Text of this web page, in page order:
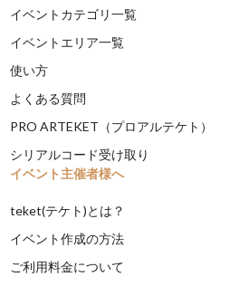
イベントカテゴリ一覧
イベントエリア一覧
使い方
よくある質問
PRO ARTEKET（プロアルテケト）
シリアルコード受け取り
イベント主催者様へ
teket(テケト)とは？
イベント作成の方法
ご利用料金について